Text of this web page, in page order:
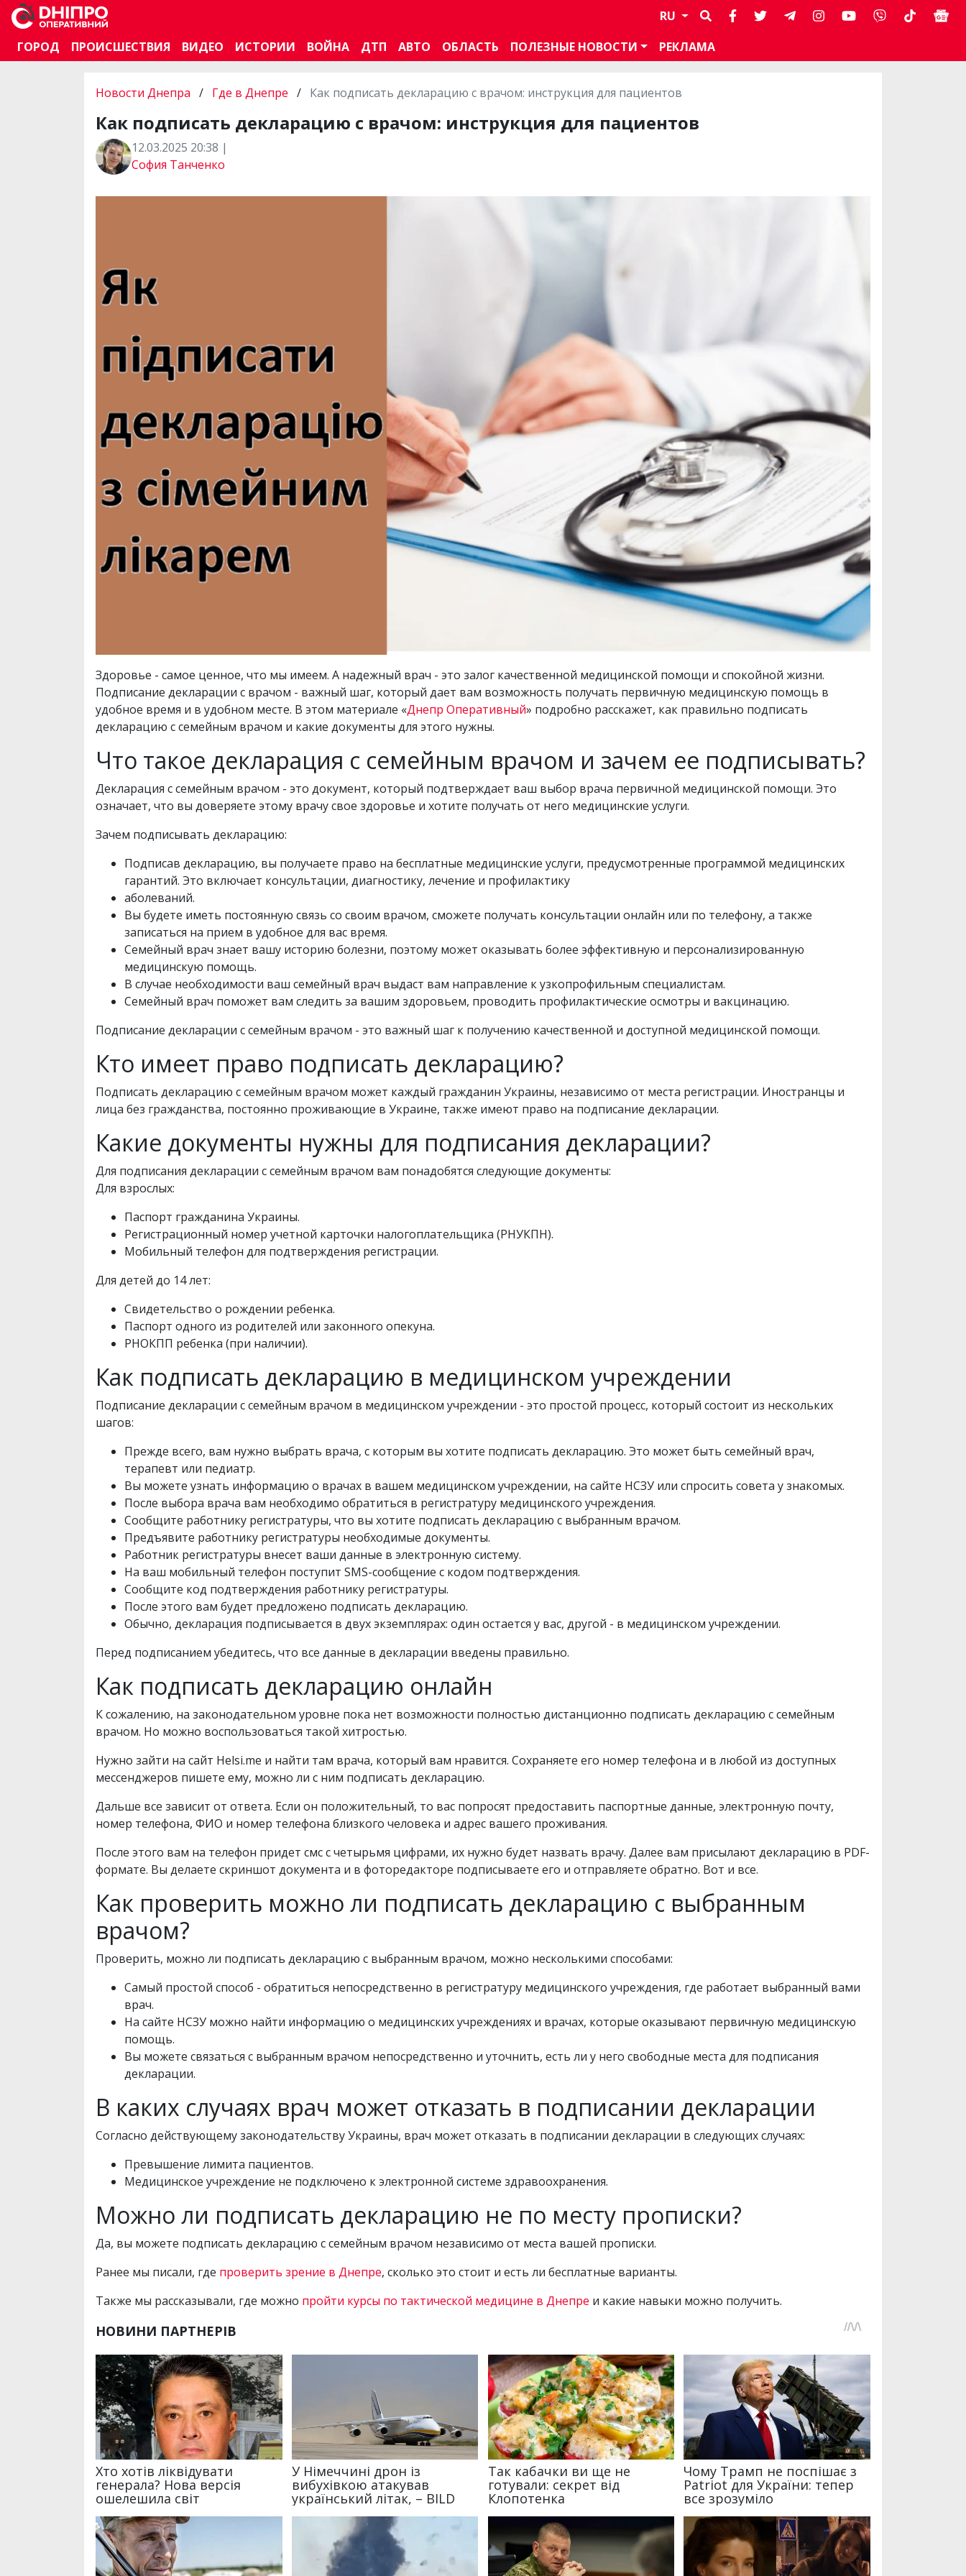
RU
ГОРОД
ПРОИСШЕСТВИЯ ВИДЕО ИСТОРИИ ВОЙНА ДТП АВТО ОБЛАСТЬ ПОЛЕЗНЫЕ НОВОСТИ РЕКЛАМА
Новости Днепра / Где в Днепре / Как подписать декларацию с врачом: инструкция для пациентов
Как подписать декларацию с врачом: инструкция для пациентов
12.03.2025 20:38 |
София Танченко
Здоровье - самое ценное, что мы имеем. А надежный врач - это залог качественной медицинской помощи и спокойной жизни.
Подписание декларации с врачом - важный шаг, который дает вам возможность получать первичную медицинскую помощь в
удобное время и в удобном месте. В этом материале «Днепр Оперативный» подробно расскажет, как правильно подписать
декларацию с семейным врачом и какие документы для этого нужны.
Что такое декларация с семейным врачом и зачем ее подписывать?
Декларация с семейным врачом - это документ, который подтверждает ваш выбор врача первичной медицинской помощи. Это
означает, что вы доверяете этому врачу свое здоровье и хотите получать от него медицинские услуги.
Зачем подписывать декларацию:
Подписав декларацию, вы получаете право на бесплатные медицинские услуги, предусмотренные программой медицинских
гарантий. Это включает консультации, диагностику, лечение и профилактику
аболеваний.
Вы будете иметь постоянную связь со своим врачом, сможете получать консультации онлайн или по телефону, а также
записаться на прием в удобное для вас время.
Семейный врач знает вашу историю болезни, поэтому может оказывать более эффективную и персонализированную
медицинскую помощь.
В случае необходимости ваш семейный врач выдаст вам направление к узкопрофильным специалистам.
Семейный врач поможет вам следить за вашим здоровьем, проводить профилактические осмотры и вакцинацию.
Подписание декларации с семейным врачом - это важный шаг к получению качественной и доступной медицинской помощи.
Кто имеет право подписать декларацию?
Подписать декларацию с семейным врачом может каждый гражданин Украины, независимо от места регистрации. Иностранцы и
лица без гражданства, постоянно проживающие в Украине, также имеют право на подписание декларации.
Какие документы нужны для подписания декларации?
Для подписания декларации с семейным врачом вам понадобятся следующие документы:
Для взрослых:
Паспорт гражданина Украины.
Регистрационный номер учетной карточки налогоплательщика (РНУКПН).
Мобильный телефон для подтверждения регистрации.
Для детей до 14 лет:
Свидетельство о рождении ребенка.
Паспорт одного из родителей или законного опекуна.
РНОКПП ребенка (при наличии).
Как подписать декларацию в медицинском учреждении
Подписание декларации с семейным врачом в медицинском учреждении - это простой процесс, который состоит из нескольких
шагов:
Прежде всего, вам нужно выбрать врача, с которым вы хотите подписать декларацию. Это может быть семейный врач,
терапевт или педиатр.
Вы можете узнать информацию о врачах в вашем медицинском учреждении, на сайте НСЗУ или спросить совета у знакомых.
После выбора врача вам необходимо обратиться в регистратуру медицинского учреждения.
Сообщите работнику регистратуры, что вы хотите подписать декларацию с выбранным врачом.
Предъявите работнику регистратуры необходимые документы.
Работник регистратуры внесет ваши данные в электронную систему.
На ваш мобильный телефон поступит SMS-сообщение с кодом подтверждения.
Сообщите код подтверждения работнику регистратуры.
После этого вам будет предложено подписать декларацию.
Обычно, декларация подписывается в двух экземплярах: один остается у вас, другой - в медицинском учреждении.
Перед подписанием убедитесь, что все данные в декларации введены правильно.
Как подписать декларацию онлайн
К сожалению, на законодательном уровне пока нет возможности полностью дистанционно подписать декларацию с семейным
врачом. Но можно воспользоваться такой хитростью.
Нужно зайти на сайт Helsi.me и найти там врача, который вам нравится. Сохраняете его номер телефона и в любой из доступных
мессенджеров пишете ему, можно ли с ним подписать декларацию.
Дальше все зависит от ответа. Если он положительный, то вас попросят предоставить паспортные данные, электронную почту,
номер телефона, ФИО и номер телефона близкого человека и адрес вашего проживания.
После этого вам на телефон придет смс с четырьмя цифрами, их нужно будет назвать врачу. Далее вам присылают декларацию в PDF-
формате. Вы делаете скриншот документа и в фоторедакторе подписываете его и отправляете обратно. Вот и все.
Как проверить можно ли подписать декларацию с выбранным
врачом?
Проверить, можно ли подписать декларацию с выбранным врачом, можно несколькими способами:
Самый простой способ - обратиться непосредственно в регистратуру медицинского учреждения, где работает выбранный вами
врач.
На сайте НСЗУ можно найти информацию о медицинских учреждениях и врачах, которые оказывают первичную медицинскую
помощь.
Вы можете связаться с выбранным врачом непосредственно и уточнить, есть ли у него свободные места для подписания
декларации.
В каких случаях врач может отказать в подписании декларации
Согласно действующему законодательству Украины, врач может отказать в подписании декларации в следующих случаях:
Превышение лимита пациентов.
Медицинское учреждение не подключено к электронной системе здравоохранения.
Можно ли подписать декларацию не по месту прописки?
Да, вы можете подписать декларацию с семейным врачом независимо от места вашей прописки.
Ранее мы писали, где проверить зрение в Днепре, сколько это стоит и есть ли бесплатные варианты.
Также мы рассказывали, где можно пройти курсы по тактической медицине в Днепре и какие навыки можно получить.